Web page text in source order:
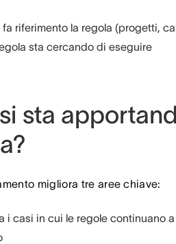
riferimento la regola (progetti,
sta cercando di eseguire
sta
migliora tre aree chiave:
i casi in cui le regole continuano